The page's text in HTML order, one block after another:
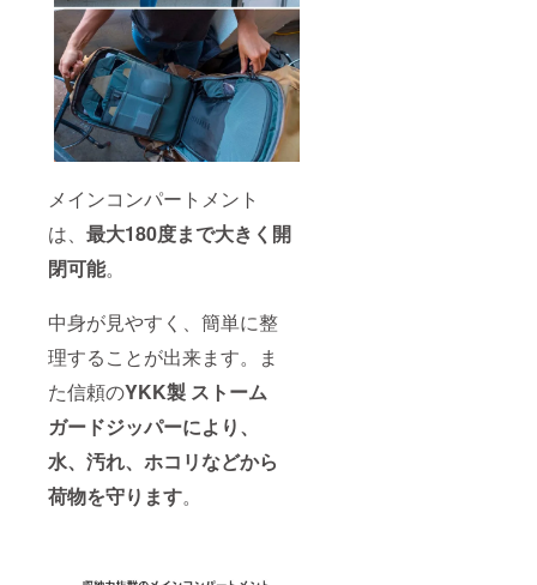
メインコンパートメント
は、 最大180度まで大きく開
閉可能。
中身が見やすく、簡単に整
理することが出来ます。ま
た信頼のYKK製 ストーム
ガードジッパーにより、
水、汚れ、ホコリなどから
荷物を守ります。